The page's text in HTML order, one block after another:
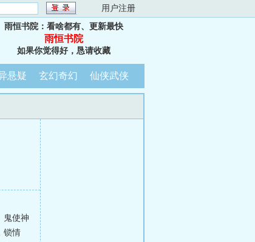
用户注册
雨恒书院：看啥都有、更新最快
雨恒书院
如果你觉得好，恳请收藏
悬疑 玄幻奇幻 仙侠武侠
鬼使神
锁情